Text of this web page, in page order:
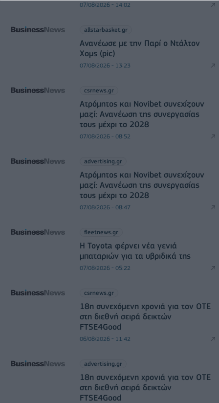
07/08/2026 - 14:02
allstarbasket.gr
Ανανέωσε με την Παρί ο Ντάλτον
Χομς (pic)
07/08/2026 - 13:23
csrnews.gr
Ατρόμητος και Novibet συνεχίζουν
μαζί: Ανανέωση της συνεργασίας
τους μέχρι το 2028
07/08/2026 - 08:52
advertising.gr
Ατρόμητος και Novibet συνεχίζουν
μαζί: Ανανέωση της συνεργασίας
τους μέχρι το 2028
07/08/2026 - 08:47
fleetnews.gr
Η Toyota φέρνει νέα γενιά
μπαταριών για τα υβριδικά της
07/08/2026 - 05:22
csrnews.gr
18η συνεχόμενη χρονιά για τον ΟΤΕ
στη διεθνή σειρά δεικτών
FTSE4Good
06/08/2026 - 11:42
advertising.gr
18η συνεχόμενη χρονιά για τον ΟΤΕ
στη διεθνή σειρά δεικτών
FTSE4Good